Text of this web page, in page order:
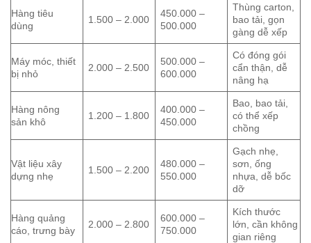
Hàng tiêu
dùng
1.500 – 2.000
450.000 –
500.000
Thùng carton,
bao tải, gọn
gàng dễ xếp
Máy móc, thiết
bị nhỏ
2.000 – 2.500
500.000 –
600.000
Có đóng gói
cẩn thận, dễ
nâng hạ
Hàng nông
sản khô
1.200 – 1.800
400.000 –
450.000
Bao, bao tải,
có thể xếp
chồng
Vật liệu xây
dựng nhẹ
1.500 – 2.200
480.000 –
550.000
Gạch nhẹ,
sơn, ống
nhựa, dễ bốc
dỡ
Hàng quảng
cáo, trưng bày
2.000 – 2.800
600.000 –
750.000
Kích thước
lớn, cần không
gian riêng